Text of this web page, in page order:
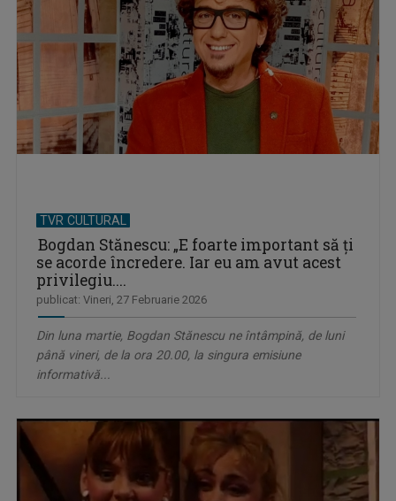
TVR CULTURAL
Bogdan Stănescu: „E foarte important să ţi
se acorde încredere. Iar eu am avut acest
privilegiu....
publicat: Vineri, 27 Februarie 2026
Din luna martie, Bogdan Stănescu ne întâmpină, de luni
până vineri, de la ora 20.00, la singura emisiune
informativă...